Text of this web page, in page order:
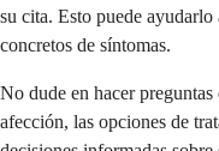
su cita. Esto puede
concretos de síntomas.
No dude en hacer
afección, las opciones de